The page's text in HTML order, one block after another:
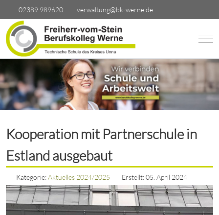
02389 989620 verwaltung@bk-werne.de
Kooperation mit Partnerschule in
Estland ausgebaut
Kategorie:Aktuelles 2024/2025 Erstellt: 05. April 2024